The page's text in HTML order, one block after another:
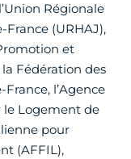
Régionale
France (URHAJ),
et
Fédération des
l’Agence
le Logement de
pour
(AFFIL),